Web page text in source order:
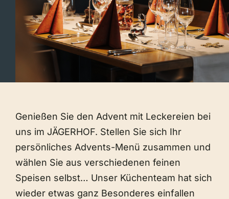
Genießen Sie den Advent mit Leckereien bei
uns im JÄGERHOF. Stellen Sie sich Ihr
persönliches Advents-Menü zusammen und
wählen Sie aus verschiedenen feinen
Speisen selbst… Unser Küchenteam hat sich
wieder etwas ganz Besonderes einfallen